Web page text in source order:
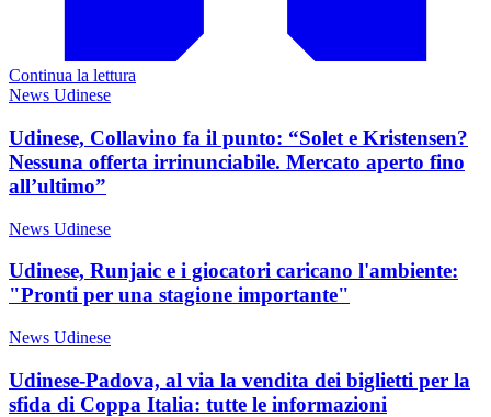
Continua la lettura
News Udinese
Udinese, Collavino fa il punto: “Solet e Kristensen?
Nessuna offerta irrinunciabile. Mercato aperto fino
all’ultimo”
News Udinese
Udinese, Runjaic e i giocatori caricano l'ambiente:
"Pronti per una stagione importante"
News Udinese
Udinese-Padova, al via la vendita dei biglietti per la
sfida di Coppa Italia: tutte le informazioni